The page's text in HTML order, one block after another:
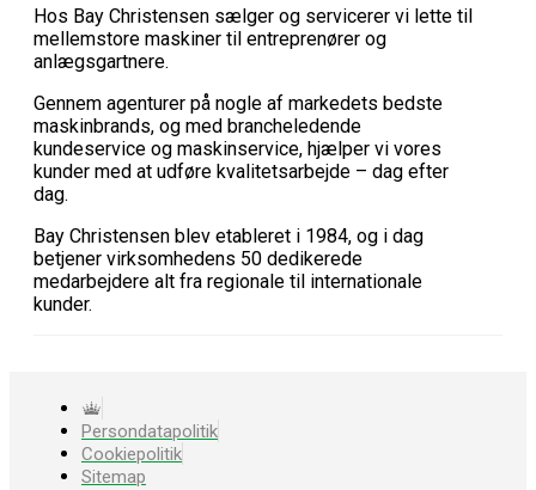
Hos Bay Christensen sælger og servicerer vi lette til
mellemstore maskiner til entreprenører og
anlægsgartnere.
Gennem agenturer på nogle af markedets bedste
maskinbrands, og med brancheledende
kundeservice og maskinservice, hjælper vi vores
kunder med at udføre kvalitetsarbejde – dag efter
dag.
Bay Christensen blev etableret i 1984, og i dag
betjener virksomhedens 50 dedikerede
medarbejdere alt fra regionale til internationale
kunder.
Persondatapolitik
Cookiepolitik
Sitemap